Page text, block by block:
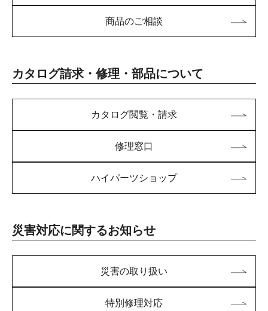
商品のご相談
カタログ請求・修理・部品について
カタログ閲覧・請求
修理窓口
ハイパーツショップ
災害対応に関するお知らせ
災害の取り扱い
特別修理対応